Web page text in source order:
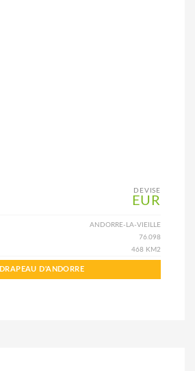
DEVISE
EUR
ANDORRE-LA-VIEILLE
76.098
468 KM2
DRAPEAU D'ANDORRE